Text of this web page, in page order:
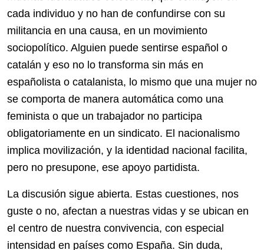
cada individuo y no han de confundirse con su
militancia en una causa, en un movimiento
sociopolítico. Alguien puede sentirse español o
catalán y eso no lo transforma sin más en
españolista o catalanista, lo mismo que una mujer no
se comporta de manera automática como una
feminista o que un trabajador no participa
obligatoriamente en un sindicato. El nacionalismo
implica movilización, y la identidad nacional facilita,
pero no presupone, ese apoyo partidista.
La discusión sigue abierta. Estas cuestiones, nos
guste o no, afectan a nuestras vidas y se ubican en
el centro de nuestra convivencia, con especial
intensidad en países como España. Sin duda,